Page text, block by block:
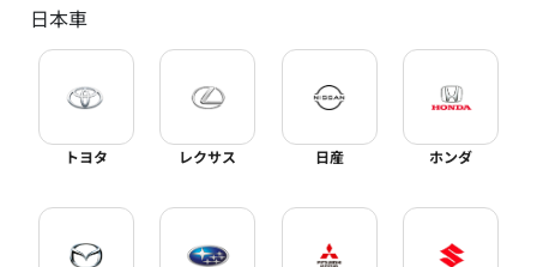
日本車
トヨタ レクサス 日産 ホンダ